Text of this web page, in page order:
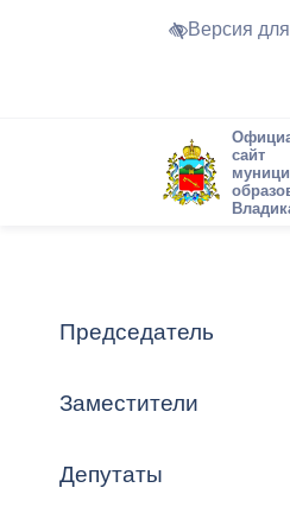
Версия
сайт
Председатель
Заместители
Депутаты